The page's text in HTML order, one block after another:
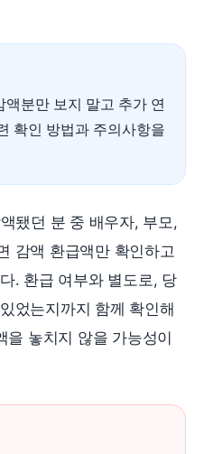
분만 보지 말고 추가 연
확인 방법과 주의사항을
됐던 분 중 배우자, 부모,
감액 환급액만 확인하고
. 환급 여부와 별도로, 당
었는지까지 함께 확인해
을 놓치지 않을 가능성이